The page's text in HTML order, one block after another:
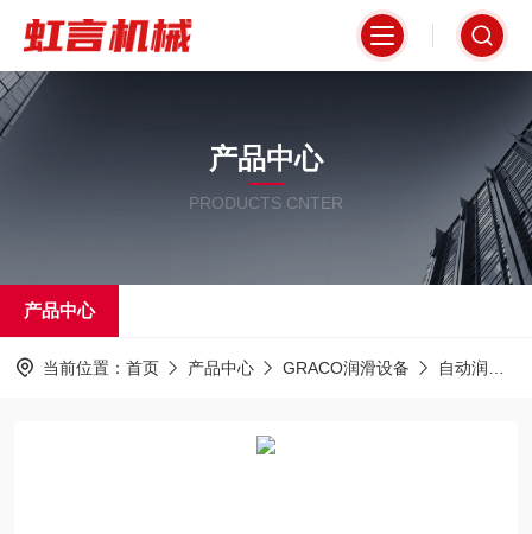
产品中心
PRODUCTS CNTER
产品中心
当前位置： 首页 产品中心 GRACO润滑设备 自动润滑